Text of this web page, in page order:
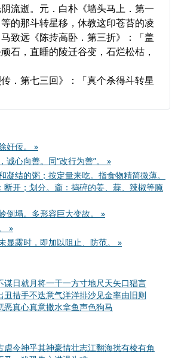
流逝。元．白朴《墙头马上．第一
的那斗转星移，休教这印苍苔的凌
致远《陈抟高卧．第三折》：「盖
石，直睡的陵迁谷变，石烂松枯，
．第七三回》：「真个杀得斗转星
奸佞。 »
诚心向善。同“改行为善”。 »
凝结的粥；按定量来吃。指食物精简微薄。
断开；划分。齑：捣碎的姜、蒜、辣椒等腌
倒塌。多形容巨大变故。 »
»
显露时，即加以阻止、防范。 »
谋日就月将一干一方寸地尺天矢口猖言
丑措手不迭意气洋洋排沙见金率由旧则
恶真心真意撒水拿鱼声色狗马
虐今神乎其神豪情壮志江翻海扰有棱有角